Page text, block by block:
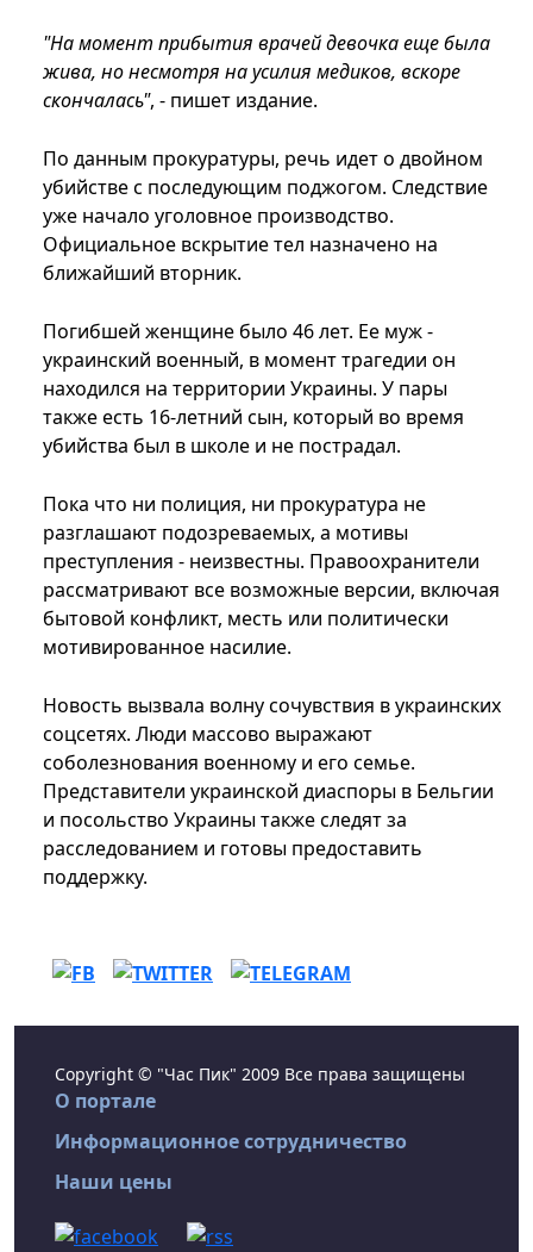
"На момент прибытия врачей девочка еще была
жива, но несмотря на усилия медиков, вскоре
скончалась", - пишет издание.
По данным прокуратуры, речь идет о двойном
убийстве с последующим поджогом. Следствие
уже начало уголовное производство.
Официальное вскрытие тел назначено на
ближайший вторник.
Погибшей женщине было 46 лет. Ее муж -
украинский военный, в момент трагедии он
находился на территории Украины. У пары
также есть 16-летний сын, который во время
убийства был в школе и не пострадал.
Пока что ни полиция, ни прокуратура не
разглашают подозреваемых, а мотивы
преступления - неизвестны. Правоохранители
рассматривают все возможные версии, включая
бытовой конфликт, месть или политически
мотивированное насилие.
Новость вызвала волну сочувствия в украинских
соцсетях. Люди массово выражают
соболезнования военному и его семье.
Представители украинской диаспоры в Бельгии
и посольство Украины также следят за
расследованием и готовы предоставить
поддержку.
Copyright © "Час Пик" 2009 Все права защищены
О портале
Информационное сотрудничество
Наши цены